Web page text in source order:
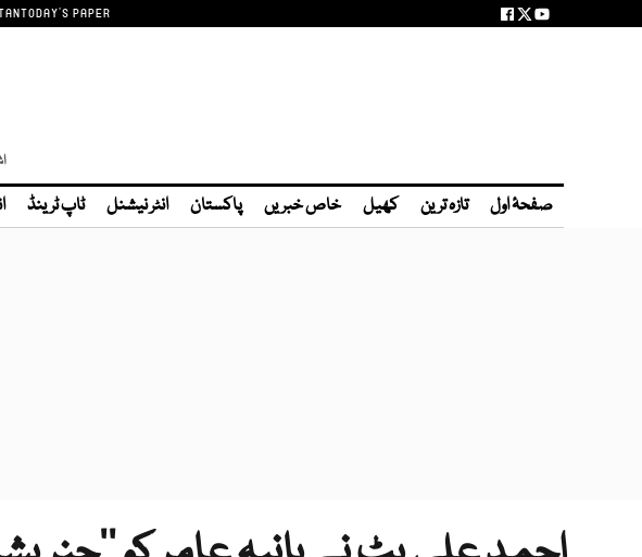
TODAY'S PAPER
صفحۂ اول تازہ ترین کھیل خاص خبریں پاکستان انٹر نیشنل ٹاپ ٹرینڈ